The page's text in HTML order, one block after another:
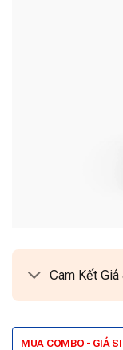
Cam Kết
MUA COMBO - GIÁ